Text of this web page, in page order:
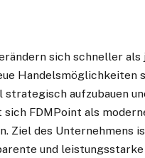
sich schneller
strategisch aufzubauen
FDMPoint als
Ziel des Unternehmens
und